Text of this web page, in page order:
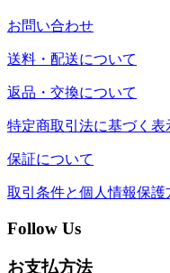
お問い合わせ
送料・配送について
返品・交換について
特定商取引法に基づく表
保証について
取引条件と個人情報保護
Follow Us
お支払方法